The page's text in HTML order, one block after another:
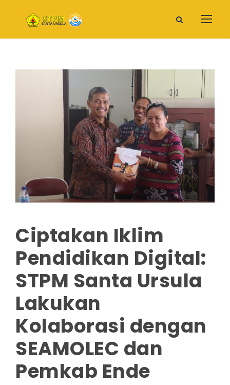
Ciptakan Iklim
Pendidikan Digital:
STPM Santa Ursula
Lakukan
Kolaborasi dengan
SEAMOLEC dan
Pemkab Ende